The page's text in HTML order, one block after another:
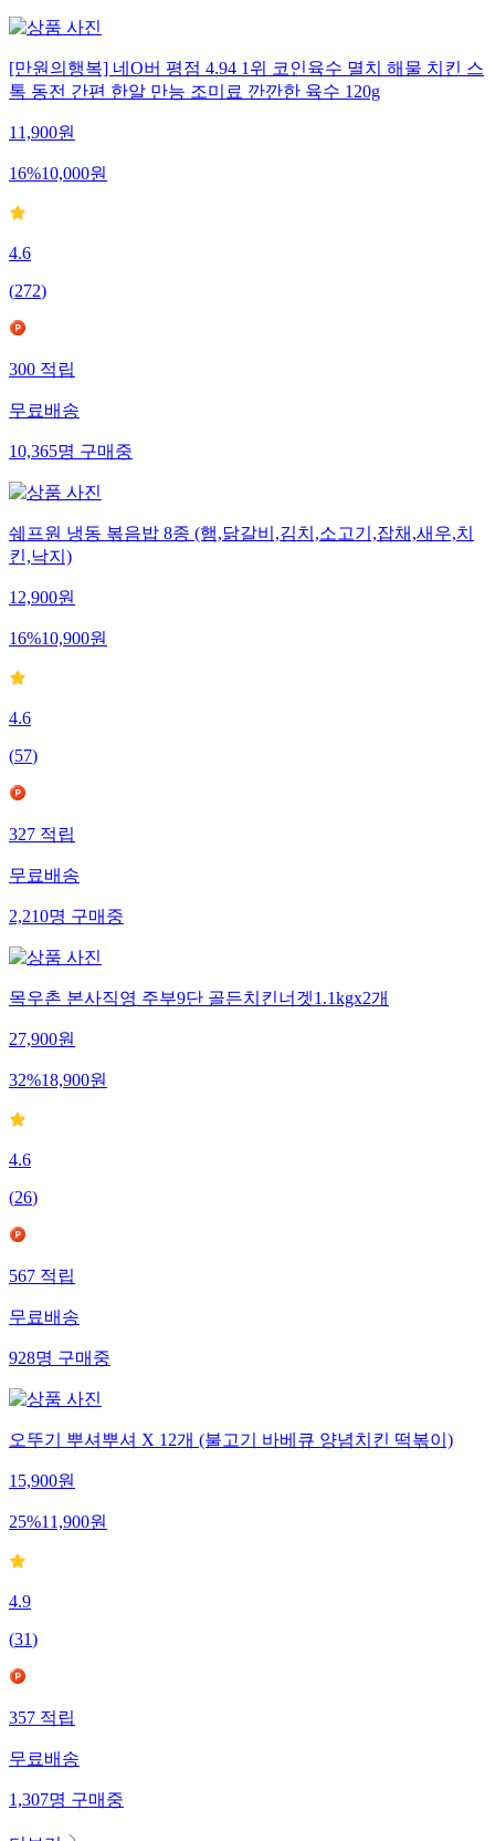
[만원의행복] 네O버 평점 4.94 1위 코인육수 멸치 해물 치킨 스
톡 동전 간편 한알 만능 조미료 깐깐한 육수 120g
11,900원
16%10,000원
4.6
(272)
300적립
무료배송
10,365명구매중
쉐프원 냉동 볶음밥 8종 (햄,닭갈비,김치,소고기,잡채,새우,치
킨,낙지)
12,900원
16%10,900원
4.6
(57)
327적립
무료배송
2,210명구매중
목우촌 본사직영 주부9단 골든치킨너겟1.1kgx2개
27,900원
32%18,900원
4.6
(26)
567적립
무료배송
928명구매중
오뚜기 뿌셔뿌셔 X 12개 (불고기 바베큐 양념치킨 떡볶이)
15,900원
25%11,900원
4.9
(31)
357적립
무료배송
1,307명구매중